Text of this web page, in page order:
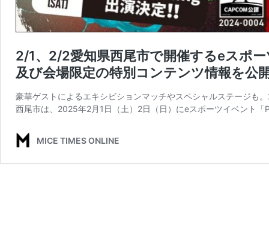
2/1、2/2愛知県西尾市で開催するeスポ
及び会場限定の特別コンテンツ情報を公
豪華ゲストによるエキシビションマッチやスペシャルステージ
西尾市は、2025年2月1日（土）2日（日）にeスポーツイベント
MICE TIMES ONLINE